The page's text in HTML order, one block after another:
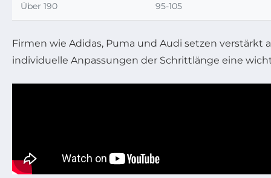
Über 190 95-105
Firmen wie Adidas, Puma und Audi setzen
individuelle Anpassungen der Schrittlänge eine